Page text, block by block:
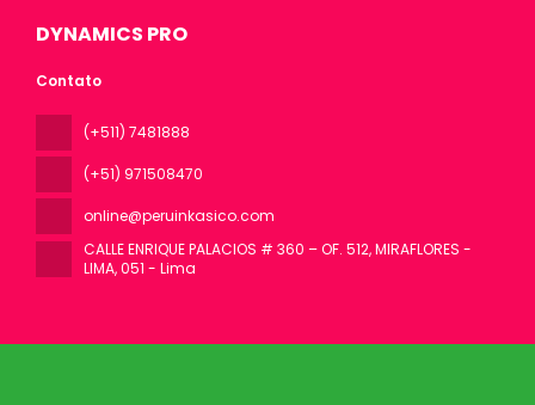
DYNAMICS PRO
Contato
(+511) 7481888
(+51) 971508470
online@peruinkasico.com
CALLE ENRIQUE PALACIOS # 360 – OF. 512, MIRAFLORES -
LIMA, 051 - Lima